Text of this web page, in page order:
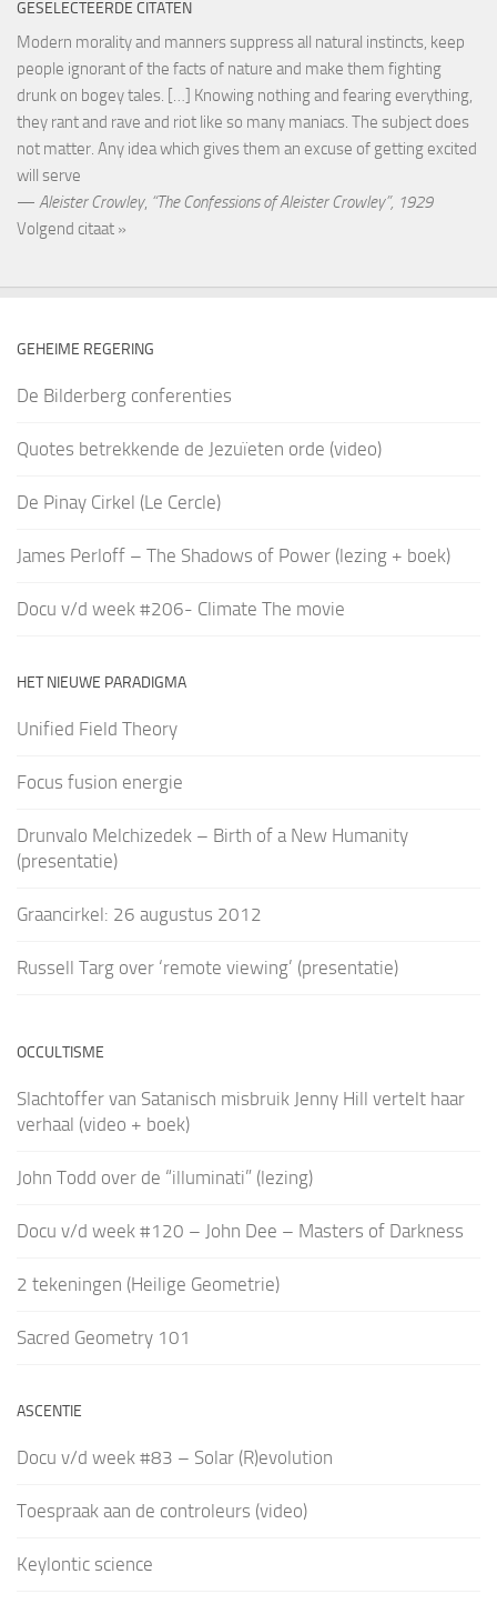
GESELECTEERDE CITATEN
Modern morality and manners suppress all natural instincts, keep
people ignorant of the facts of nature and make them fighting
drunk on bogey tales. […] Knowing nothing and fearing everything,
they rant and rave and riot like so many maniacs. The subject does
not matter. Any idea which gives them an excuse of getting excited
will serve
— Aleister Crowley, “The Confessions of Aleister Crowley”, 1929
Volgend citaat »
GEHEIME REGERING
De Bilderberg conferenties
Quotes betrekkende de Jezuïeten orde (video)
De Pinay Cirkel (Le Cercle)
James Perloff – The Shadows of Power (lezing + boek)
Docu v/d week #206- Climate The movie
HET NIEUWE PARADIGMA
Unified Field Theory
Focus fusion energie
Drunvalo Melchizedek – Birth of a New Humanity
(presentatie)
Graancirkel: 26 augustus 2012
Russell Targ over ‘remote viewing’ (presentatie)
OCCULTISME
Slachtoffer van Satanisch misbruik Jenny Hill vertelt haar
verhaal (video + boek)
John Todd over de “illuminati” (lezing)
Docu v/d week #120 – John Dee – Masters of Darkness
2 tekeningen (Heilige Geometrie)
Sacred Geometry 101
ASCENTIE
Docu v/d week #83 – Solar (R)evolution
Toespraak aan de controleurs (video)
Keylontic science